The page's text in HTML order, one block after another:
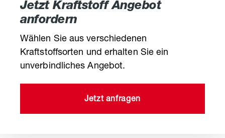
Jetzt Kraftstoff Angebot
anfordern
Wählen Sie aus verschiedenen
Kraftstoffsorten und erhalten Sie ein
unverbindliches Angebot.
Jetzt anfragen